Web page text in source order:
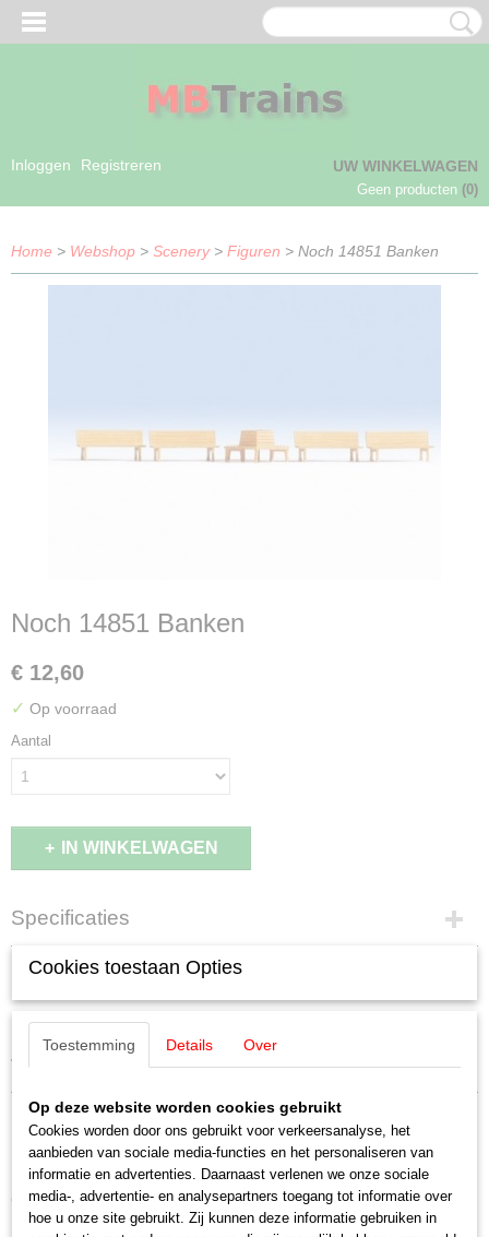
Inloggen Registreren UW WINKELWAGEN
Geen producten (0)
Home > Webshop > Scenery> Figuren > Noch 14851 Banken
Noch 14851 Banken
€ 12,60
✓ Op voorraad
Aantal
IN WINKELWAGEN
Specificaties
EAN code
Productcode leverancier
14851
Schaal
Staat
Nieuw
Omschrijving
Noch 14851 Banken
4 park banken en 1 park bank rond H0
Ook interessant
Cookies toestaan Opties
Toestemming Details Over
Op deze website worden cookies gebruikt
Cookies worden door ons gebruikt voor verkeersanalyse, het
aanbieden van sociale media-functies en het personaliseren van
informatie en advertenties. Daarnaast verlenen we onze sociale
media-, advertentie- en analysepartners toegang tot informatie over
hoe u onze site gebruikt. Zij kunnen deze informatie gebruiken in